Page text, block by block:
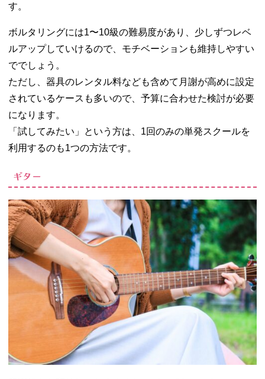
す。
ボルタリングには1〜10級の難易度があり、少しずつレベ
ルアップしていけるので、モチベーションも維持しやすい
ででしょう。
ただし、器具のレンタル料なども含めて月謝が高めに設定
されているケースも多いので、予算に合わせた検討が必要
になります。
「試してみたい」という方は、1回のみの単発スクールを
利用するのも1つの方法です。
ギター